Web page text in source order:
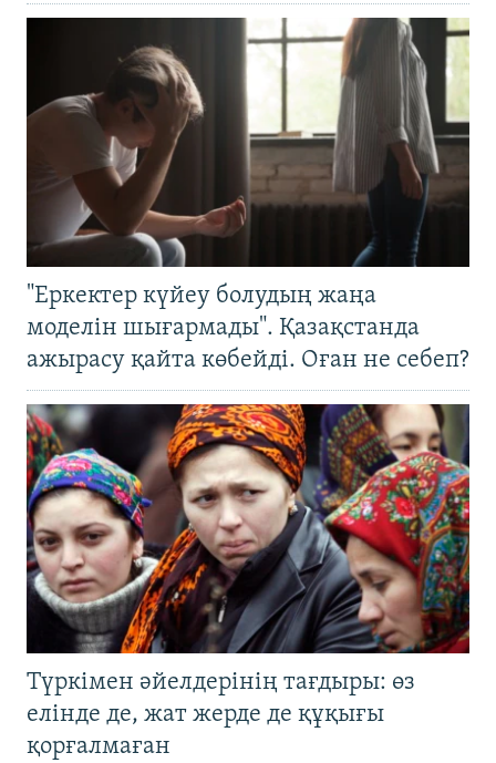
"Еркектер күйеу болудың жаңа
моделін шығармады". Қазақстанда
ажырасу қайта көбейді. Оған не себеп?
Түркімен әйелдерінің тағдыры: өз
елінде де, жат жерде де құқығы
қорғалмаған